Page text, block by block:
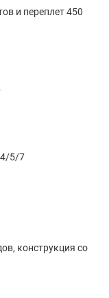
и переплет 450
4/5/7
конструкция со